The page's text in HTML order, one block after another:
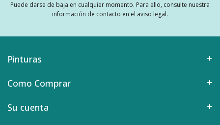
Puede darse de baja en cualquier momento. Para ello, consulte nuestra
información de contacto en el aviso legal.
Pinturas
Como Comprar
Su cuenta